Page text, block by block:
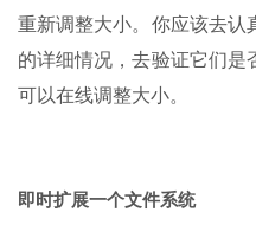
重新调整大小。你应该去认
的详细情况，去验证它们是
可以在线调整大小。
即时扩展一个文件系统